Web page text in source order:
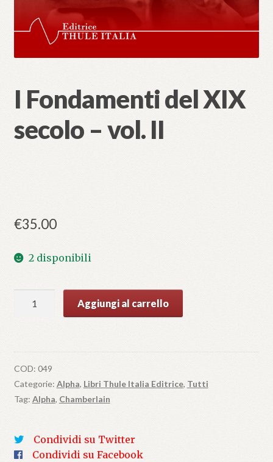
I Fondamenti del XIX
secolo – vol. II
€35.00
2 disponibili
Fondamenti
-
vol.
II
Aggiungi al carrello
COD: 049
Categorie: Alpha, Libri Thule Italia Editrice, Tutti
Tag: Alpha, Chamberlain
Condividi su Twitter
Condividi su Facebook